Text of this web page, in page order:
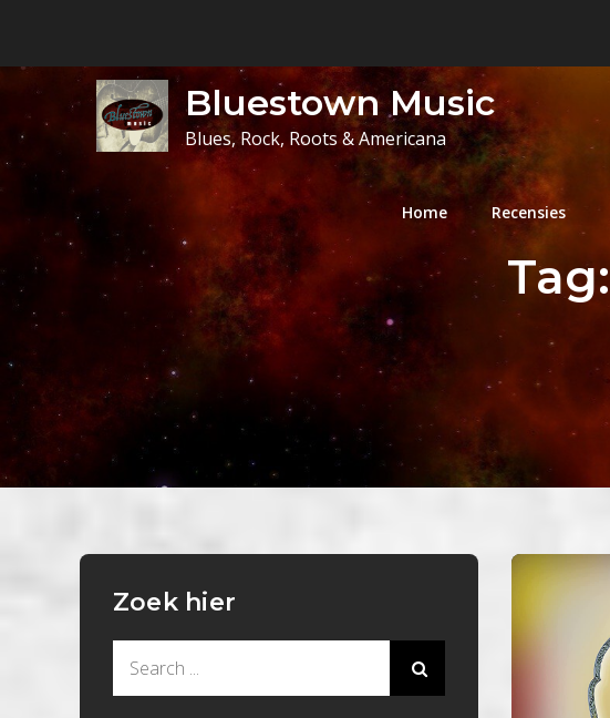
content
Bluestown Music
Blues, Rock, Roots & Americana
Home Recensies
Tag:
Zoek hier